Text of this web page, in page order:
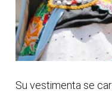
Su vestimenta se